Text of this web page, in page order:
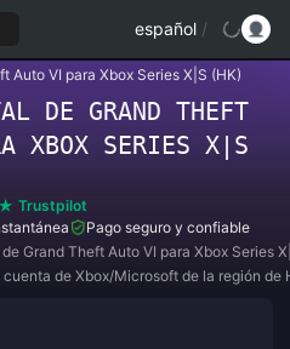
español /
Auto VI para Xbox Series X|S (HK)
DE GRAND THEFT
XBOX SERIES X|S
Trustpilot
Pago seguro y confiable
Grand Theft Auto VI para Xbox Series
de Xbox/Microsoft de la región de